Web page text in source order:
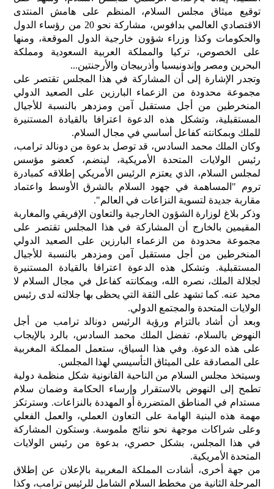
توقيع ميثاق مجلس السلام، المنظم على هامش المنتدى
الاقتصادي العالمي بدافوس، مشاركة نحو 20 من رؤساء الدول
والحكومات وكذا وزراء شؤون خارجية الدول الموقعة، ومنها
على الخصوص، تركيا والمملكة العربية السعودية ومملكة
البحرين ومصر وإندونيسيا وأذربيجان والأرجنتين...
وتجدر الإشارة إلى أن المشاركة في هذا المجلس تقتصر على
مجموعة محدودة من الزعماء البارزين على الصعيد الدولي
المنخرطين من أجل مستقبل آمن ومزدهر بالنسبة للأجيال
المستقبلية، وتشكل هذه الدعوة اعترافا بالقيادة المستنيرة
للملك وبمكانته كفاعل أساسي في مجال السلام.
وكان الملك محمد السادس، قد توصل بدعوة من دونالد ترامب،
رئيس الولايات المتحدة الأمريكية، لينضم، كعضو مؤسس
لمجلس السلام، الذي يعتزم الرئيس الأمريكي إطلاقه كمبادرة
تروم "المساهمة في جهود السلام بالشرق الأوسط واعتماد
مقاربة جديدة لتسوية النزاعات في العالم".
وذكر بلاغ لوزارة الشؤون الخارجية والتعاون الإفريقي والمغاربة
المقيمين بالخارج أن المشاركة في هذا المجلس تقتصر على
مجموعة محدودة من الزعماء البارزين على الصعيد الدولي
المنخرطين من أجل مستقبل آمن ومزدهر بالنسبة للأجيال
المستقبلية. وتشكل هذه الدعوة اعترافا بالقيادة المستنيرة
لجلالة الملك، نصره الله، وبمكانته كفاعل في مجال السلام لا
محيد عنه. كما تشهد على الثقة التي يحظى بها جلالته لدى رئيس
الولايات المتحدة والمجتمع الدولي.
وبعد أن أشاد بالتزام ورؤية الرئيس دونالد ترامب من أجل
النهوض بالسلام، تفضل الملك محمد السادس، بالرد بالإيجاب
على هذه الدعوة. وفي هذا السياق، ستعمل المملكة المغربية
على المصادقة على الميثاق التأسيسي لهذا المجلس.
وسيتخذ مجلس السلام من الناحية القانونية شكل منظمة دولية
تطمح إلى النهوض بالاستقرار وإرساء الحكامة وضمان سلام
مستدام في المناطق المتضررة أو المهددة بالنزاعات. وسترتكز
مهمة هذه البنية الهامة على التعاون العملي، والعمل الفعلي
وعلى شراكات موجهة نحو نتائج ملموسة. وستكون المشاركة
في هذا المجلس، بشكل حصري، بدعوة من رئيس الولايات
المتحدة الأمريكية.
من جهة أخرى، أشادت المملكة المغربية بالإعلان عن إطلاق
المرحلة الثانية من مخطط السلام الشامل للرئيس ترامب، وكذا